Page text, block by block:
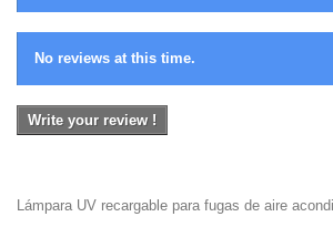
No reviews at this time.
Write your review !
Lámpara UV recargable para fugas de aire